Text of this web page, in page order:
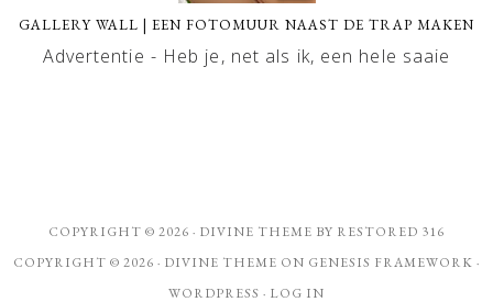
GALLERY WALL | EEN FOTOMUUR NAAST DE TRAP MAKEN
Advertentie - Heb je, net als ik, een hele saaie
COPYRIGHT © 2026 · DIVINE THEME BY RESTORED 316
COPYRIGHT © 2026 · DIVINE THEME ON GENESIS FRAMEWORK ·
WORDPRESS · LOG IN